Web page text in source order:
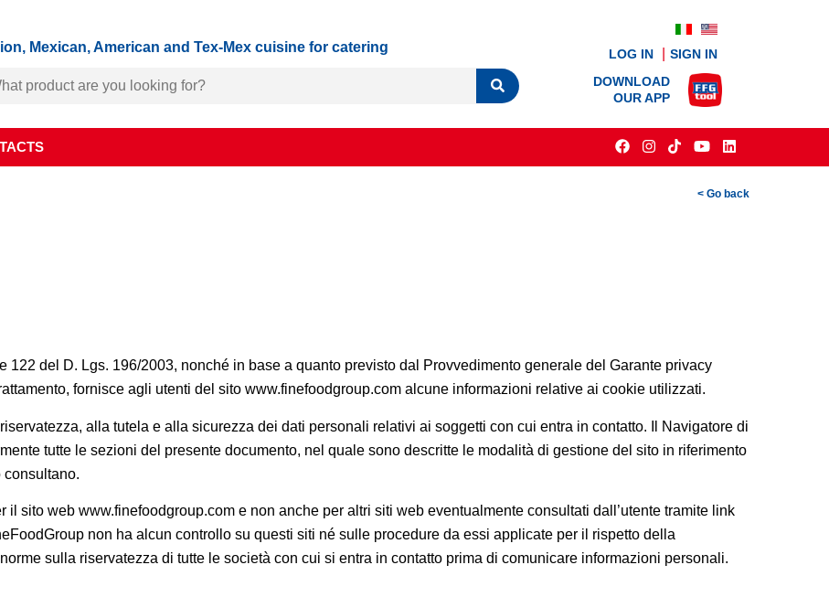
Mexican, American and Tex-Mex cuisine for catering LOG IN
SIGN IN
DOWNLOAD
OUR APP
< Go back
122 del D. Lgs. 196/2003, nonché in base a quanto previsto dal Provvedimento generale del Garante privacy
fornisce agli utenti del sito www.finefoodgroup.com alcune informazioni relative ai cookie utilizzati.
alla tutela e alla sicurezza dei dati personali relativi ai soggetti con cui entra in contatto. Il Navigatore di
tutte le sezioni del presente documento, nel quale sono descritte le modalità di gestione del sito in riferimento
consultano.
il sito web www.finefoodgroup.com e non anche per altri siti web eventualmente consultati dall’utente tramite link
non ha alcun controllo su questi siti né sulle procedure da essi applicate per il rispetto della
sulla riservatezza di tutte le società con cui si entra in contatto prima di comunicare informazioni personali.